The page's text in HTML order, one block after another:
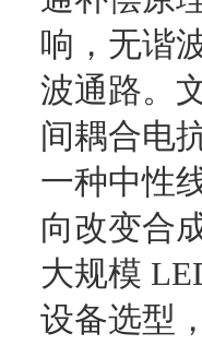
响，无谐
波通路。
间耦合电
一种中性
向改变合
大规模
设备选型